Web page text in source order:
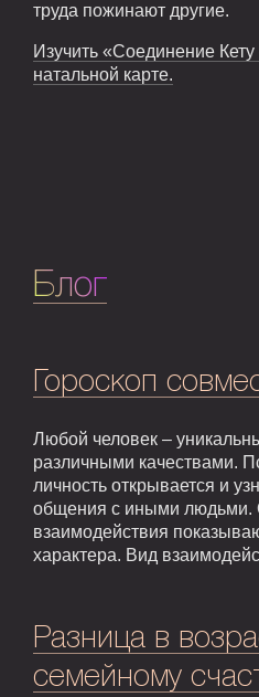
труда пожинают другие.
Изучить «Соединение
натальной карте.
Блог
Гороскоп
Любой человек –
различными качествами.
личность открывается и
общения с иными людьми.
взаимодействия
характера. Вид
Разница в
семейному